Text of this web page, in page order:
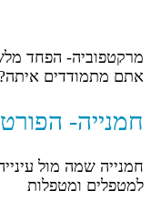
מרקטפוביה- הפחד
אתם מתמודדים איתה?
חמנייה-
חמנייה שמה מול
למטפלים ומטפלות